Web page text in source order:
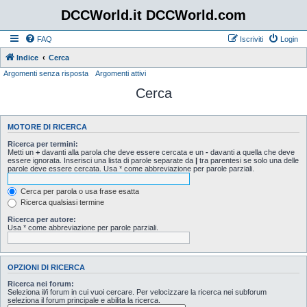
DCCWorld.it DCCWorld.com
FAQ Login
Iscriviti
Indice
Cerca
Argomenti senza risposta
Argomenti attivi
Cerca
MOTORE DI RICERCA
Ricerca per termini:
Metti un + davanti alla parola che deve essere cercata e un - davanti a quella che deve
essere ignorata. Inserisci una lista di parole separate da | tra parentesi se solo una delle
parole deve essere cercata. Usa * come abbreviazione per parole parziali.
Cerca per parola o usa frase esatta
Ricerca qualsiasi termine
Ricerca per autore:
Usa * come abbreviazione per parole parziali.
OPZIONI DI RICERCA
Ricerca nei forum:
Seleziona il/i forum in cui vuoi cercare. Per velocizzare la ricerca nei subforum
seleziona il forum principale e abilita la ricerca.